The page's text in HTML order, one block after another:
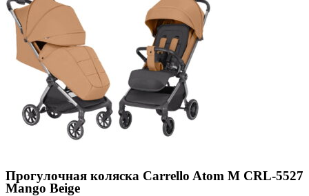
Прогулочная коляска Carrello Atom M CRL-5527
Mango Beige